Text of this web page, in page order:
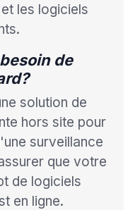
les logiciels
de
solution de
hors site pour
surveillance
que votre
de logiciels
en ligne.